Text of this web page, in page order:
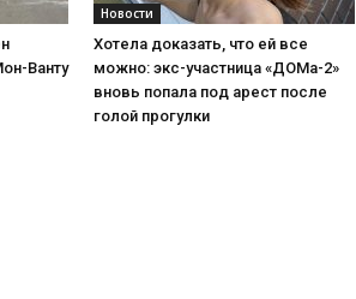
Ванту
Новости
Хотела доказать, что ей все
можно: экс-участница «ДОМа-2»
вновь попала под арест после
голой прогулки